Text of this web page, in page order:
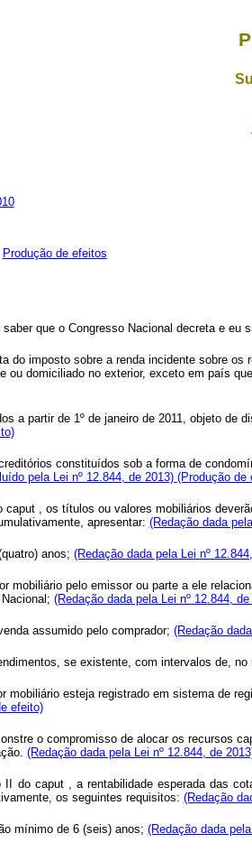
Produção de efeitos
saber que o Congresso Nacional decreta e eu
do imposto sobre a renda incidente sobre os
ou domiciliado no exterior, exceto em país
a partir de 1º de janeiro de 2011, objeto
constituídos sob a forma de
pela Lei nº 12.844, de 2013) (Produção de
caput
, os títulos ou valores mobiliários
apresentar: (Redação dada
anos; (Redação dada pela Lei nº
mobiliário pelo emissor ou parte a ele
(Redação dada pela Lei nº 12.844, de
assumido pelo comprador; (Redação
se existente, com intervalos de,
mobiliário esteja registrado em sistema de
efeito)
o compromisso de alocar os recursos
(Redação dada pela Lei nº 12.844, de
II do caput
, a rentabilidade esperada das
os seguintes requisitos: (Redação
mínimo de 6 (seis) anos; (Redação dada